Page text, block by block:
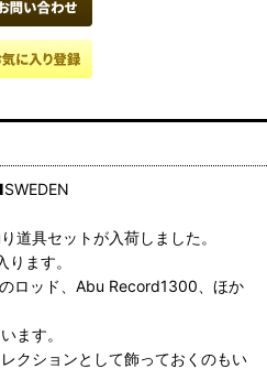
道具セットが入荷しました。
ます。
ロッド、Abu Record1300、ほか
ます。
クションとして飾っておくのもい